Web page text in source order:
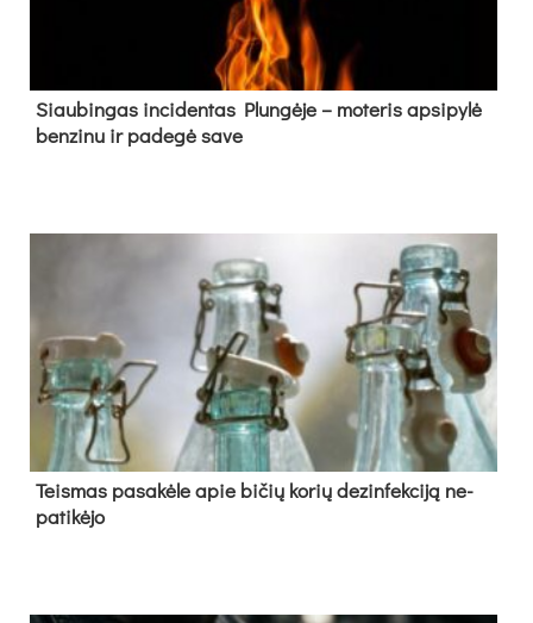
Siau­bin­gas in­ci­den­tas Plun­gė­je – mo­te­ris ap­si­py­lė
ben­zi­nu ir pa­de­gė sa­ve
Teis­mas pa­sa­kė­le apie bi­čių ko­rių de­zin­fek­ci­ją ne­
pa­ti­kė­jo